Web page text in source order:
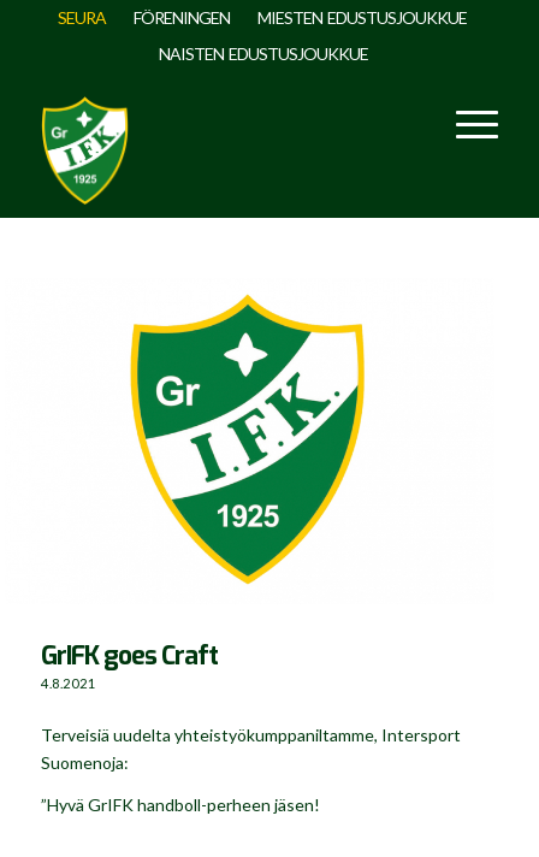
SEURA FÖRENINGEN
MIESTEN EDUSTUSJOUKKUE
NAISTEN EDUSTUSJOUKKUE
GrIFK goes Craft
4.8.2021
Terveisiä uudelta yhteistyökumppaniltamme, Intersport
Suomenoja:
”Hyvä GrIFK handboll-perheen jäsen!